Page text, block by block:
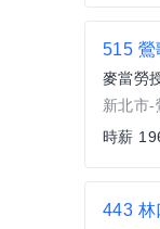
新北市-
時薪